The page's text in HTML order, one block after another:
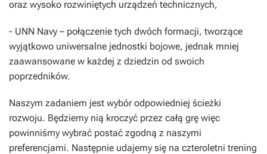
oraz wysoko rozwiniętych urządzeń technicznych,
- UNN Navy – połączenie tych dwóch formacji, tworzące
wyjątkowo uniwersalne jednostki bojowe, jednak mniej
zaawansowane w każdej z dziedzin od swoich
poprzedników.
Naszym zadaniem jest wybór odpowiedniej ścieżki
rozwoju. Będziemy nią kroczyć przez całą grę więc
powinniśmy wybrać postać zgodną z naszymi
preferencjami. Następnie udajemy się na czteroletni trening